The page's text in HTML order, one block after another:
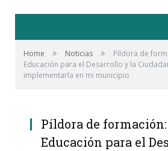
Home » Noticias »
Píldora de
Educación para el Desarrollo y la
implementarla en mi municipio
Píldora de formación:
Educación para el